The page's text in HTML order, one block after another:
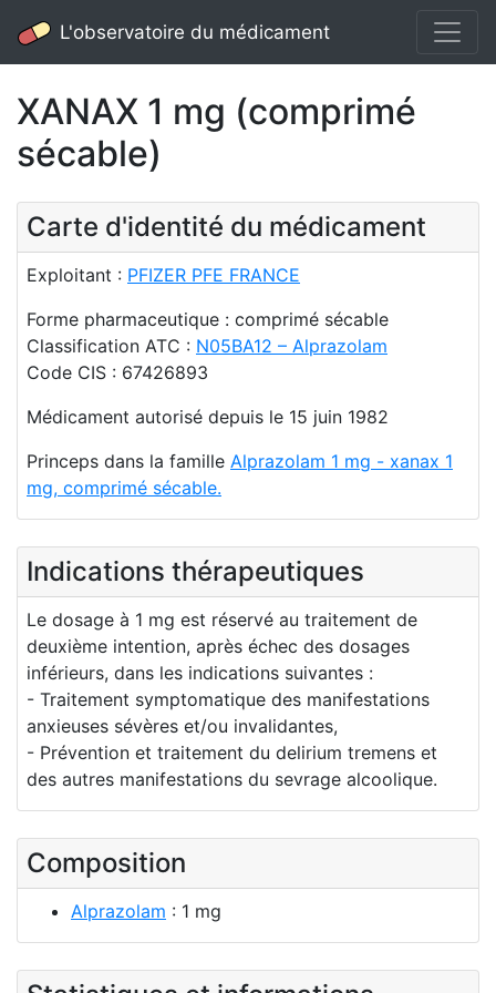
L'observatoire du médicament
XANAX 1 mg (comprimé
sécable)
Carte d'identité du médicament
Exploitant : PFIZER PFE FRANCE
Forme pharmaceutique : comprimé sécable
Classification ATC : N05BA12 – Alprazolam
Code CIS : 67426893
Médicament autorisé depuis le 15 juin 1982
Princeps dans la famille Alprazolam 1 mg - xanax 1
mg, comprimé sécable.
Indications thérapeutiques
Le dosage à 1 mg est réservé au traitement de
deuxième intention, après échec des dosages
inférieurs, dans les indications suivantes :
- Traitement symptomatique des manifestations
anxieuses sévères et/ou invalidantes,
- Prévention et traitement du delirium tremens et
des autres manifestations du sevrage alcoolique.
Composition
Alprazolam : 1 mg